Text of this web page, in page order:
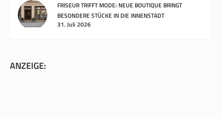
FRISEUR TRIFFT MODE: NEUE BOUTIQUE BRINGT
BESONDERE STÜCKE IN DIE INNENSTADT
31. Juli 2026
ANZEIGE: